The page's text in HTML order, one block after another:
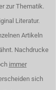
zur Thematik.
Literatur.
Artikeln
Nachdrucke
immer
sich